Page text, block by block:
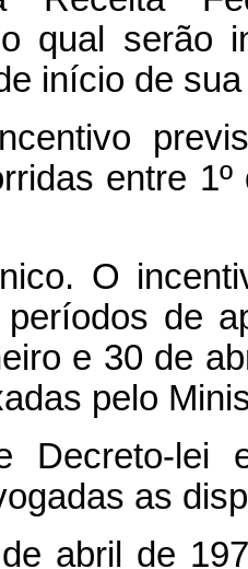
qual serão
início de
entre
O
de
e 30 de
pelo
Decreto-lei
as
abril de